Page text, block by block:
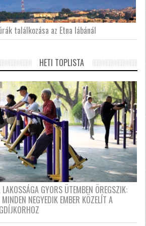
találkozása az Etna lábánál
HETI TOPLISTA
GYORS ÜTEMBEN ÖREGSZIK:
NEGYEDIK EMBER KÖZELÍT A